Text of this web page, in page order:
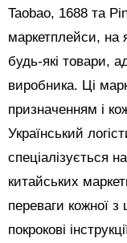
Taobao, 1688 та
маркетплейси, на
будь-які товари,
виробника. Ці
призначенням і
Український
спеціалізується
китайських
переваги кожної
покрокові